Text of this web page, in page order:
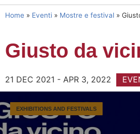
Home » Eventi » Mostre e festival »
Giusto da
21 DEC 2021 - APR 3, 2022
EXHIBITIONS AND FESTIVALS